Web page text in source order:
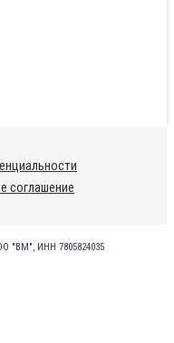
соглашение
"ВМ", ИНН 7805824035